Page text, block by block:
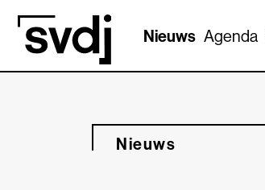
Naar hoofdinhoud
Nieuws Agenda
Nieuws